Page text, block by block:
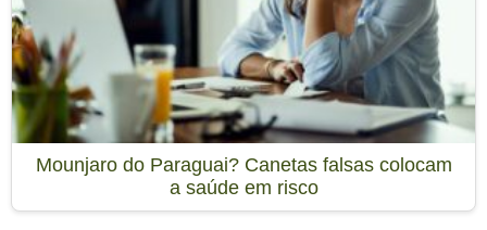
Mounjaro do Paraguai? Canetas falsas colocam
a saúde em risco